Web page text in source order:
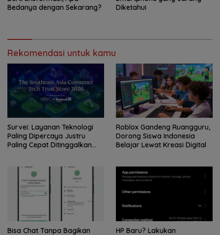
Bedanya dengan Sekarang?
Diketahui
Rekomendasi untuk kamu
Survei: Layanan Teknologi
Paling Dipercaya Justru
Paling Cepat Ditinggalkan
Roblox Gandeng Ruangguru,
Dorong Siswa Indonesia
Belajar Lewat Kreasi Digital
Bisa Chat Tanpa Bagikan
HP Baru? Lakukan